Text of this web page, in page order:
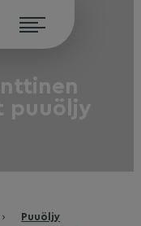
puuöljy
›
Puuöljy